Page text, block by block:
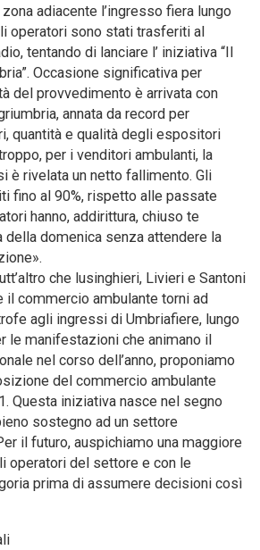
adiacente l’ingresso fiera lungo
operatori sono stati trasferiti al
tentando di lanciare l’ iniziativa “Il
Occasione significativa per
del provvedimento è arrivata con
annata da record per
quantità e qualità degli espositori
per i venditori ambulanti, la
è rivelata un netto fallimento. Gli
fino al 90%, rispetto alle passate
hanno, addirittura, chiuso te
della domenica senza attendere la
che lusinghieri, Livieri e Santoni
il commercio ambulante torni ad
agli ingressi di Umbriafiere, lungo
le manifestazioni che animano il
nel corso dell’anno, proponiamo
del commercio ambulante
Questa iniziativa nasce nel segno
sostegno ad un settore
il futuro, auspichiamo una maggiore
operatori del settore e con le
prima di assumere decisioni così